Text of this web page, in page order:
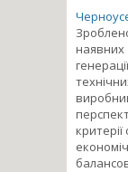
критерії